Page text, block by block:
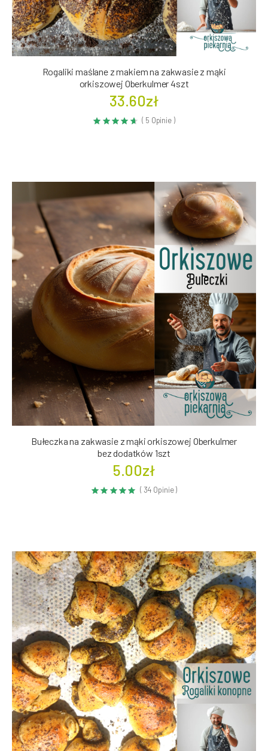
Rogaliki maślane z makiem na zakwasie z mąki
orkiszowej Oberkulmer 4szt
33.60zł
( 5 Opinie )
Bułeczka na zakwasie z mąki orkiszowej Oberkulmer
bez dodatków 1szt
5.00zł
( 34 Opinie )